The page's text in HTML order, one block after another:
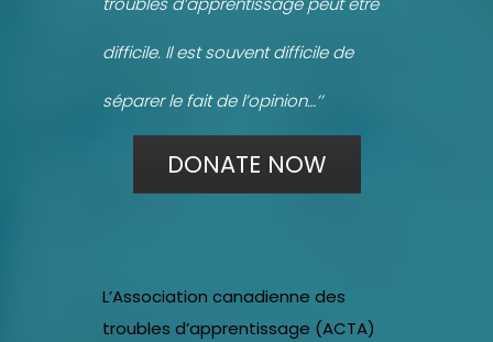
difficile. Il est souvent difficile de
séparer le fait de l’opinion…’’
DONATE NOW
L’Association canadienne des
troubles d’apprentissage (ACTA)